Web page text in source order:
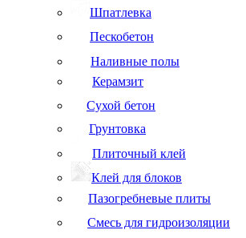
Шпатлевка
Пескобетон
Наливные полы
Керамзит
Сухой бетон
Грунтовка
Плиточный клей
Клей для блоков
Пазогребневые плиты
Смесь для гидроизоляции